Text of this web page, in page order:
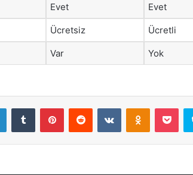
Evet Evet
Ücretsiz Ücretli
Var Yok
LinkedInTumblr PinterestReddit VKontakte